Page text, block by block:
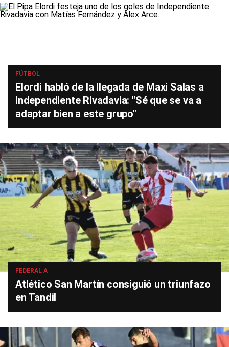
FÚTBOL
Elordi habló de la llegada de Maxi Salas a
Independiente Rivadavia: "Sé que se va a
adaptar bien a este grupo"
FEDERAL A
Atlético San Martín consiguió un triunfazo
en Tandil